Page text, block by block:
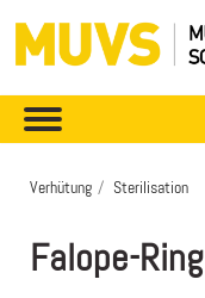
Verhütung Sterilisation
Falope-Ring